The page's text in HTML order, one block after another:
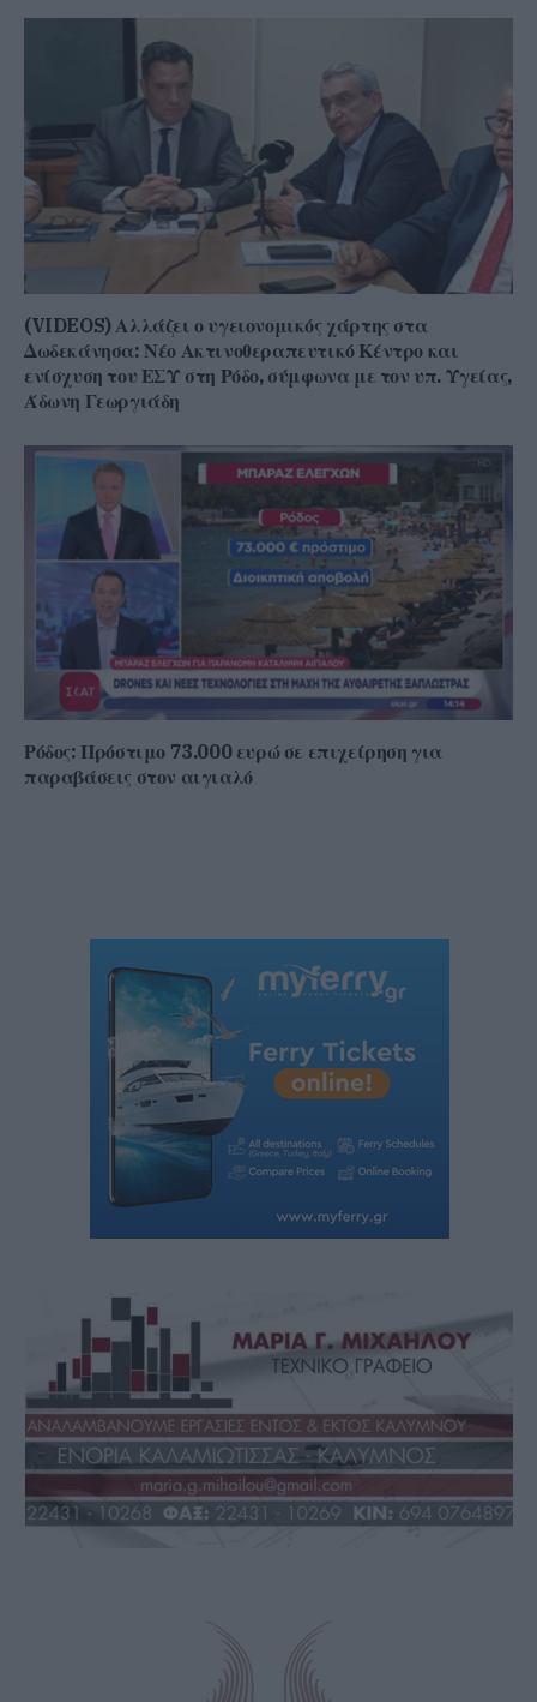
(VIDEOS) Αλλάζει ο υγειονομικός χάρτης στα
Δωδεκάνησα: Νέο Ακτινοθεραπευτικό Κέντρο και
ενίσχυση του ΕΣΥ στη Ρόδο, σύμφωνα με τον υπ. Υγείας,
Άδωνη Γεωργιάδη
Ρόδος: Πρόστιμο 73.000 ευρώ σε επιχείρηση για
παραβάσεις στον αιγιαλό